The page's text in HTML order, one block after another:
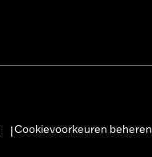
Cookievoorkeuren beheren